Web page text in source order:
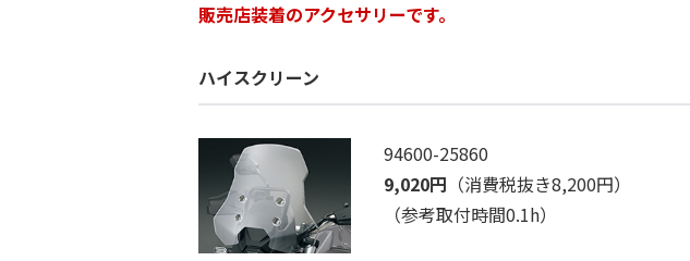
販売店装着のアクセサリーです。
ハイスクリーン
94600-25860
9,020円 （消費税抜き8,200円）
（参考取付時間0.1h）